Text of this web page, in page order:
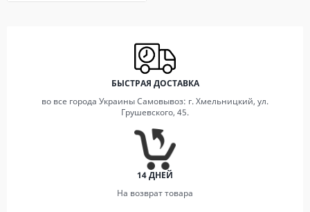
БЫСТРАЯ ДОСТАВКА
во все города Украины Самовывоз: г. Хмельницкий, ул.
Грушевского, 45.
14 ДНЕЙ
На возврат товара